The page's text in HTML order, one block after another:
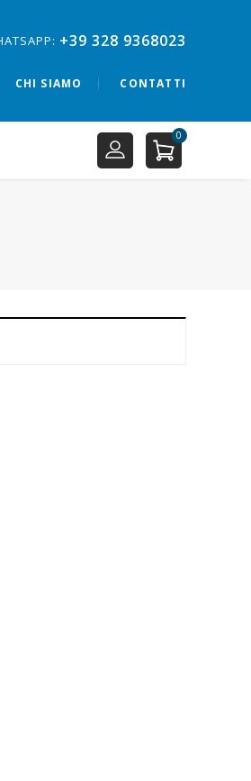
+39 328 9368023
CHI SIAMO CONTATTI
0